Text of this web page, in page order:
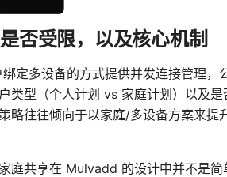
否受限，以及核心机制
定多设备的方式提供并发连接管理，
类型（个人计划 vs 家庭计划）以及
略往往倾向于以家庭/多设备方案来
庭共享在 Mulvadd 的设计中并不是简